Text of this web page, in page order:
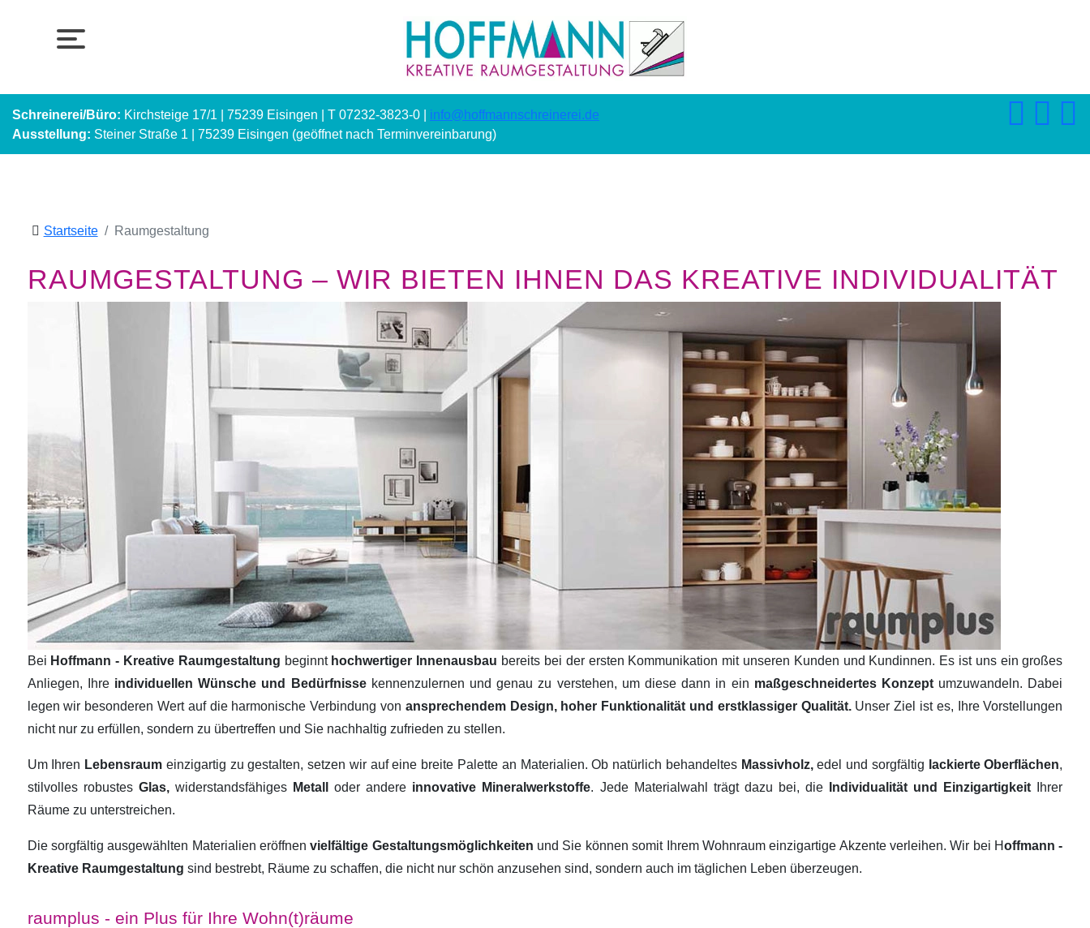
Schreinerei/Büro: Kirchsteige 17/1 | 75239 Eisingen | T 07232-3823-0 | info@hoffmannschreinerei.de
Ausstellung: Steiner Straße 1 | 75239 Eisingen (geöffnet nach Terminvereinbarung)
Startseite Raumgestaltung
RAUMGESTALTUNG – WIR BIETEN IHNEN DAS KREATIVE INDIVIDUALITÄT
Bei Hoffmann - Kreative Raumgestaltung beginnt hochwertiger Innenausbau bereits bei der ersten Kommunikation mit unseren Kunden und Kundinnen. Es ist uns ein großes
Anliegen, Ihre individuellen Wünsche und Bedürfnisse kennenzulernen und genau zu verstehen, um diese dann in ein maßgeschneidertes Konzept umzuwandeln. Dabei
legen wir besonderen Wert auf die harmonische Verbindung von ansprechendem Design, hoher Funktionalität und erstklassiger Qualität.Unser Ziel ist es, Ihre Vorstellungen
nicht nur zu erfüllen, sondern zu übertreffen und Sie nachhaltig zufrieden zu stellen.
Um Ihren Lebensraum einzigartig zu gestalten, setzen wir auf eine breite Palette an Materialien. Ob natürlich behandeltes Massivholz,edel und sorgfältig lackierte Oberflächen,
stilvolles robustes Glas,widerstandsfähiges Metalloder andere innovative Mineralwerkstoffe. Jede Materialwahl trägt dazu bei, die Individualität und Einzigartigkeit
Ihrer
Räume zu unterstreichen.
Die sorgfältig ausgewählten Materialien eröffnenvielfältige Gestaltungsmöglichkeiten und Sie können somit Ihrem Wohnraum einzigartige Akzente verleihen. Wir bei Hoffmann -
Kreative Raumgestaltung sind bestrebt, Räume zu schaffen, die nicht nur schön anzusehen sind, sondern auch im täglichen Leben überzeugen.
raumplus - ein Plus für Ihre Wohn(t)räume